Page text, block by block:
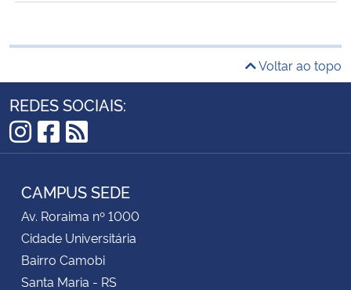
Banco Central do Brasil
Voltar ao topo
REDES SOCIAIS:
Instagram
Facebook
RSS
CAMPUS SEDE
Av. Roraima nº 1000
Cidade Universitária
Bairro Camobi
Santa Maria - RS